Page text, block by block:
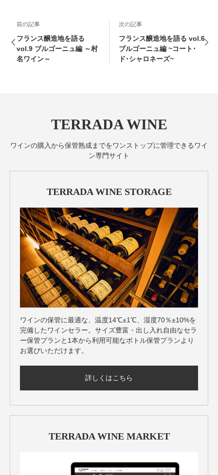
前の記事
フランス醸造地を語る
vol.9 ブルゴーニュ編 ～村
名ワイン～
次の記事
フランス醸造地を語る vol.6
ブルゴーニュ編 ~コート･
ド･シャロネーズ~
TERRADA WINE
ワインの購入から保管熟成までをワンストップに管理できるワイ
ン専門サイト
TERRADA WINE STORAGE
ワインの保管に最適な、温度14℃±1℃、湿度70％±10%を
完備したワインセラー。サイズ豊富・出し入れ自由なセラ
ー保管プランと1本から利用可能なボトル保管プランより
お選びいただけます。
詳しくはこちら
TERRADA WINE MARKET